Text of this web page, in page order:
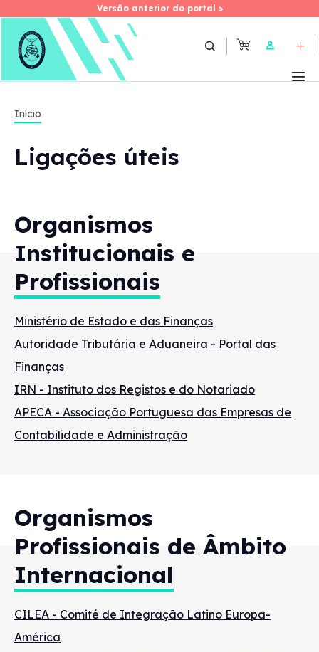
Skip
Versão anterior do portal >
Versão anterior do portal >
User
Início
Ligações úteis
Organismos
Institucionais e
Profissionais
Ministério de Estado e das Finanças
Autoridade Tributária e Aduaneira - Portal das
Finanças
IRN - Instituto dos Registos e do Notariado
APECA - Associação Portuguesa das Empresas de
Contabilidade e Administração
Organismos
Profissionais de Âmbito
Internacional
CILEA - Comité de Integração Latino Europa-
América